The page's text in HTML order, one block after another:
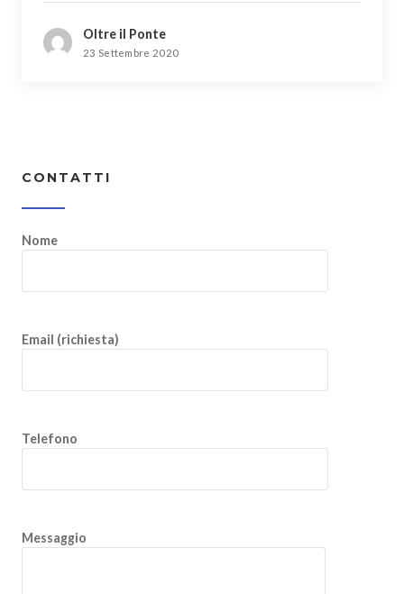
Oltre il Ponte
23 Settembre 2020
CONTATTI
Nome
Email (richiesta)
Telefono
Messaggio